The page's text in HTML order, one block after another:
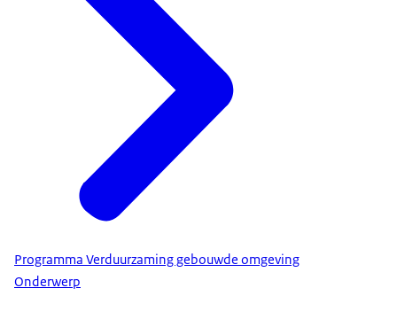
Programma Verduurzaming gebouwde omgeving
Onderwerp